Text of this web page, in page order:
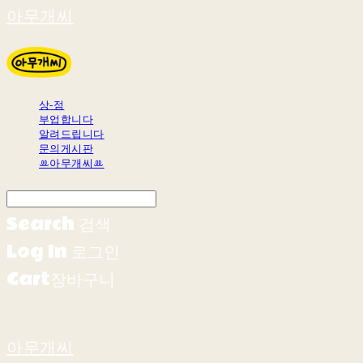
아무개씨
상-점
부업합니다
알려드립니다
문의게시판
ꔛ아무개씨ꔛ
Search 검색
Log In 로그인
Cart장바구니
아무개씨